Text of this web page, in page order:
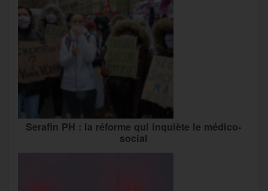
Serafin PH : la réforme qui inquiète le médico-
social